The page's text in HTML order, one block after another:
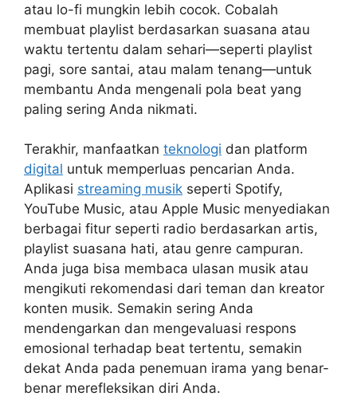
atau lo-fi mungkin lebih cocok. Cobalah
membuat playlist berdasarkan suasana atau
waktu tertentu dalam sehari—seperti playlist
pagi, sore santai, atau malam tenang—untuk
membantu Anda mengenali pola beat yang
paling sering Anda nikmati.
Terakhir, manfaatkan teknologi dan platform
digital untuk memperluas pencarian Anda.
Aplikasi streaming musik seperti Spotify,
YouTube Music, atau Apple Music menyediakan
berbagai fitur seperti radio berdasarkan artis,
playlist suasana hati, atau genre campuran.
Anda juga bisa membaca ulasan musik atau
mengikuti rekomendasi dari teman dan kreator
konten musik. Semakin sering Anda
mendengarkan dan mengevaluasi respons
emosional terhadap beat tertentu, semakin
dekat Anda pada penemuan irama yang benar-
benar merefleksikan diri Anda.